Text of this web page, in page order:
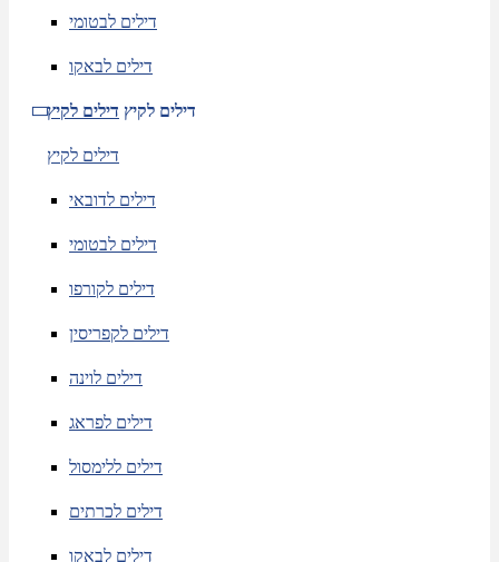
דילים לבטומי
דילים לבאקו
דילים לקיץ דילים לקיץ
דילים לקיץ
דילים לדובאי
דילים לבטומי
דילים לקורפו
דילים לקפריסין
דילים לוינה
דילים לפראג
דילים ללימסול
דילים לכרתים
דילים לבאקו